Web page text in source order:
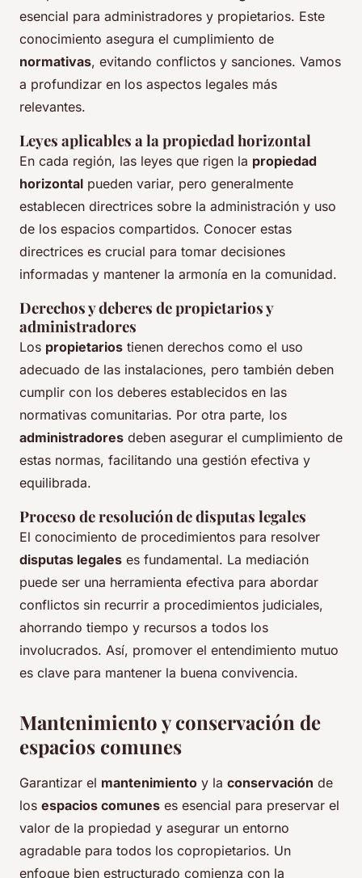
esencial para administradores y propietarios. Este
conocimiento asegura el cumplimiento de
normativas, evitando conflictos y sanciones. Vamos
a profundizar en los aspectos legales más
relevantes.
Leyes aplicables a la propiedad horizontal
En cada región, las leyes que rigen la propiedad
horizontal pueden variar, pero generalmente
establecen directrices sobre la administración y uso
de los espacios compartidos. Conocer estas
directrices es crucial para tomar decisiones
informadas y mantener la armonía en la comunidad.
Derechos y deberes de propietarios y
administradores
Los propietarios tienen derechos como el uso
adecuado de las instalaciones, pero también deben
cumplir con los deberes establecidos en las
normativas comunitarias. Por otra parte, los
administradores deben asegurar el cumplimiento de
estas normas, facilitando una gestión efectiva y
equilibrada.
Proceso de resolución de disputas legales
El conocimiento de procedimientos para resolver
disputas legales es fundamental. La mediación
puede ser una herramienta efectiva para abordar
conflictos sin recurrir a procedimientos judiciales,
ahorrando tiempo y recursos a todos los
involucrados. Así, promover el entendimiento mutuo
es clave para mantener la buena convivencia.
Mantenimiento y conservación de
espacios comunes
Garantizar el mantenimiento y la conservación de
los espacios comunes es esencial para preservar el
valor de la propiedad y asegurar un entorno
agradable para todos los copropietarios. Un
enfoque bien estructurado comienza con la